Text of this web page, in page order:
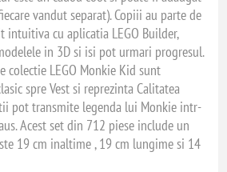
vandut separat). Copiii au parte de
intuitiva cu aplicatia LEGO Builder,
in 3D si isi pot urmari progresul.
colectie LEGO Monkie Kid sunt
spre Vest si reprezinta Calitatea
pot transmite legenda lui Monkie intr-
Acest set din 712 piese include un
19 cm inaltime , 19 cm lungime si 14